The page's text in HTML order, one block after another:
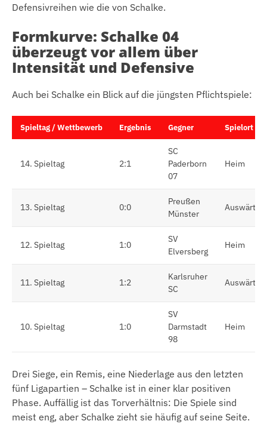
Defensivreihen wie die von Schalke.
Formkurve: Schalke 04
überzeugt vor allem über
Intensität und Defensive
Auch bei Schalke ein Blick auf die jüngsten Pflichtspiele:
Spieltag / Wettbewerb Ergebnis Gegner Spielort
14. Spieltag 2:1
SC
Paderborn
07
Heim
13. Spieltag 0:0
Preußen
Münster
Auswärts
12. Spieltag 1:0
SV
Elversberg
Heim
11. Spieltag 1:2
Karlsruher
SC
Auswärts
10. Spieltag 1:0
SV
Darmstadt
98
Heim
Drei Siege, ein Remis, eine Niederlage aus den letzten
fünf Ligapartien – Schalke ist in einer klar positiven
Phase. Auffällig ist das Torverhältnis: Die Spiele sind
meist eng, aber Schalke zieht sie häufig auf seine Seite.